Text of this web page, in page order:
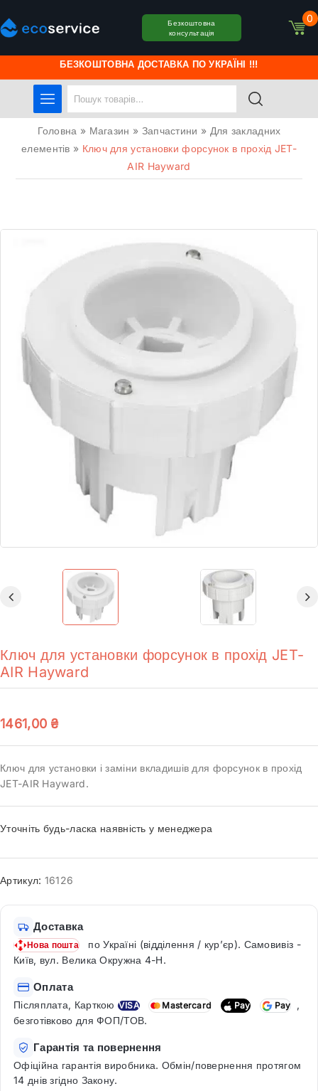
БЕЗКОШТОВНА ДОСТАВКА ПО УКРАЇНІ !!!
Безкоштовна
консультація
0
Головна » Магазин » Запчастини » Для закладних
елементів » Ключ для установки форсунок в прохід JET-
AIR Hayward
Ключ для установки форсунок в прохід JET-
AIR Hayward
1461,00 ₴
Ключ для установки і заміни вкладишів для форсунок в прохід
JET-AIR Hayward.
Уточніть будь-ласка наявність у менеджера
Артикул: 16126
Доставка
Нова пошта
по Україні (відділення / кур’єр). Самовивіз -
Київ, вул. Велика Окружна 4-Н.
Оплата
Післяплата, Карткою VISA Mastercard Pay Pay
,
безготівково для ФОП/ТОВ.
Гарантія та повернення
Офіційна гарантія виробника. Обмін/повернення протягом
14 днів згідно Закону.